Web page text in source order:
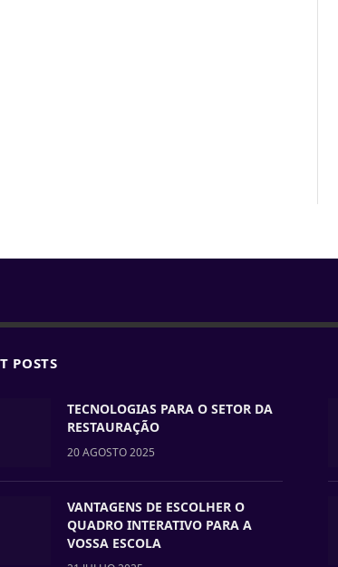
POSTS
TECNOLOGIAS PARA O SETOR DA
RESTAURAÇÃO
20 AGOSTO 2025
VANTAGENS DE ESCOLHER O
QUADRO INTERATIVO PARA A
VOSSA ESCOLA